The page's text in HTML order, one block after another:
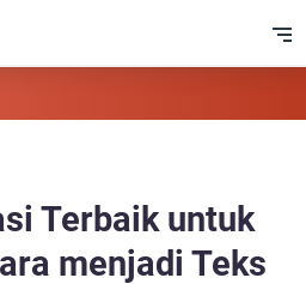
Terbaik untuk
menjadi Teks